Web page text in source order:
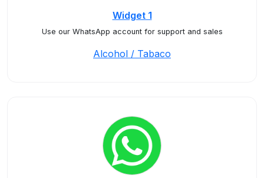
Widget 1
Use our WhatsApp account for support and sales
Alcohol / Tabaco